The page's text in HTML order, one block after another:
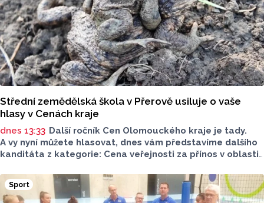
Střední zemědělská škola v Přerově usiluje o vaše
hlasy v Cenách kraje
dnes 13:33 Další ročník Cen Olomouckého kraje je tady.
A vy nyní můžete hlasovat, dnes vám představíme dalšího
kanditáta z kategorie: Cena veřejnosti za přínos v oblasti
v Přerově, která má nominaci v kategorii: Významný počin
v ochraně životního prostředí - právnická osoba.
Sport